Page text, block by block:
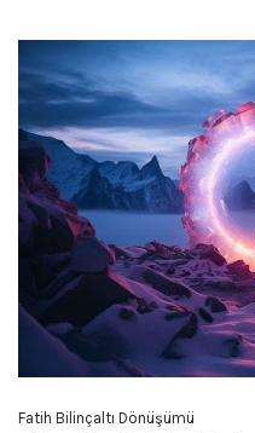
Fatih Bilinçaltı Dönüşümü